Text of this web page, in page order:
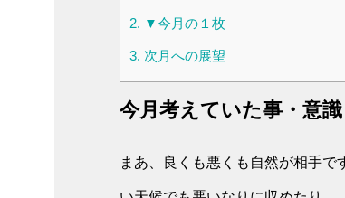
2. ▼今月の１枚
3. 次月への展望
今月考えていた事・意
まあ、良くも悪くも自然が相手